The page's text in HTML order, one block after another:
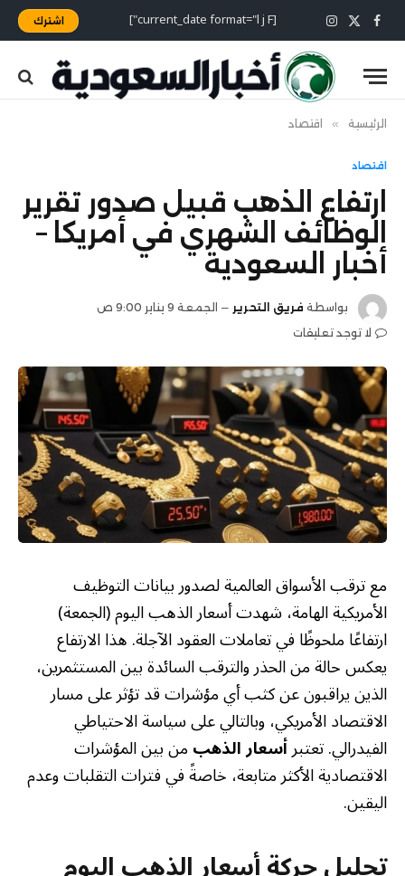
فيسبوك
X
(Twitter)
الانستغرام [current_date format="l j F"] اشترك
الرئيسية » اقتصاد
اقتصاد
ارتفاع الذهب قبيل صدور تقرير
الوظائف الشهري في أمريكا –
أخبار السعودية
بواسطة فريق التحرير
الجمعة 9 يناير 9:00 ص
لا توجد تعليقات
مع ترقب الأسواق العالمية لصدور بيانات التوظيف
الأمريكية الهامة، شهدت أسعار الذهب اليوم (الجمعة)
ارتفاعًا ملحوظًا في تعاملات العقود الآجلة. هذا الارتفاع
يعكس حالة من الحذر والترقب السائدة بين المستثمرين،
الذين يراقبون عن كثب أي مؤشرات قد تؤثر على مسار
الاقتصاد الأمريكي، وبالتالي على سياسة الاحتياطي
الفيدرالي. تعتبرأسعار الذهبمن بين المؤشرات
الاقتصادية الأكثر متابعة، خاصةً في فترات التقلبات وعدم
اليقين.